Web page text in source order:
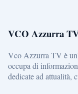
VCO Azzurra
Vco Azzurra TV è
occupa di
dedicate ad attualità,